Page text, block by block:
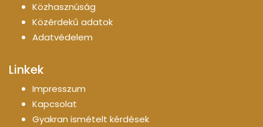
Közhasznúság
Közérdekű adatok
Adatvédelem
Linkek
Impresszum
Kapcsolat
Gyakran ismételt kérdések